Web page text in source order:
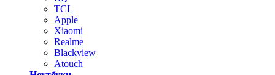
TCL
Apple
Xiaomi
Realme
Blackview
Atouch